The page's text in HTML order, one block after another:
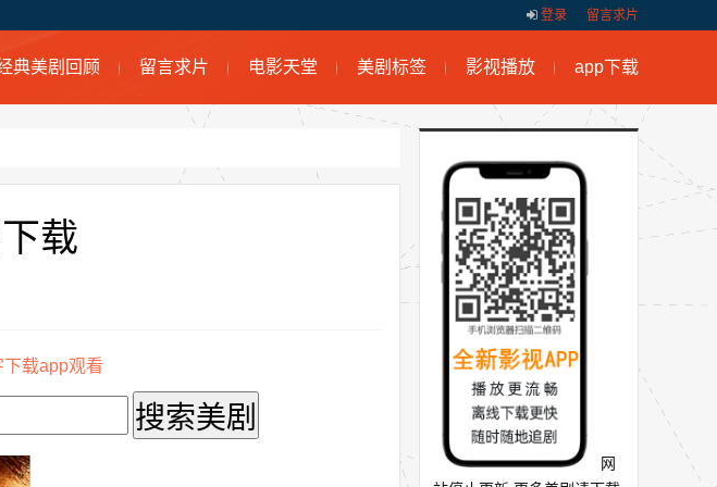
登录 留言求片
典美剧回顾 留言求片 电影天堂 美剧标签 影视播放 app下载
载
载app观看
网